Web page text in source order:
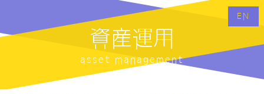
EN
資産運用
asset management